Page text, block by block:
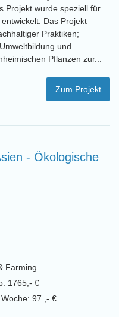
Projekt wurde speziell für
Das Projekt
Praktiken;
und
Pflanzen zur...
Zum Projekt
- Ökologische
Farming
1765,- €
97 ,- €